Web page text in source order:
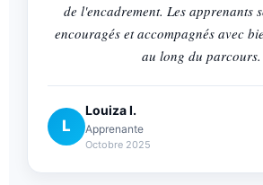
de l'encadrement. Les apprenants
encouragés et accompagnés avec
au long du parcours.
L
Louiza I.
Apprenante
Octobre 2025